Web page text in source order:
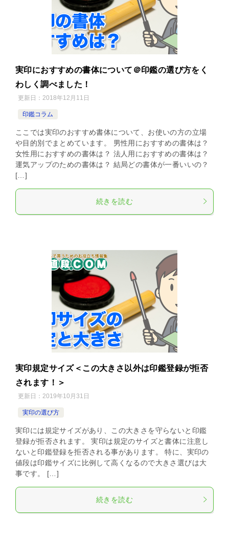
実印におすすめの書体について＠印鑑の選び方をく
わしく調べました！
更新日： 2018年12月11日
印鑑コラム
ここでは実印のおすすめ書体について、お使いの方の立場
や目的別でまとめています。 男性用におすすめの書体は？
女性用におすすめの書体は？ 法人用におすすめの書体は？
運気アップのための書体は？ 結局どの書体が一番いいの？
[…]
続きを読む
実印規定サイズ＜この大きさ以外は印鑑登録が拒否
されます！＞
更新日： 2019年10月31日
実印の選び方
実印には規定サイズがあり、この大きさを守らないと印鑑
登録が拒否されます。 実印は規定のサイズと書体に注意し
ないと印鑑登録を拒否される事があります。 特に、実印の
値段は印鑑サイズに比例して高くなるので大きさ選びは大
事です。 […]
続きを読む